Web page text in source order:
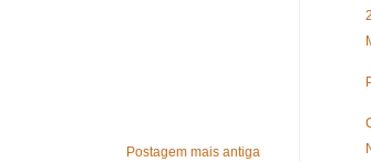
Postagem mais antiga